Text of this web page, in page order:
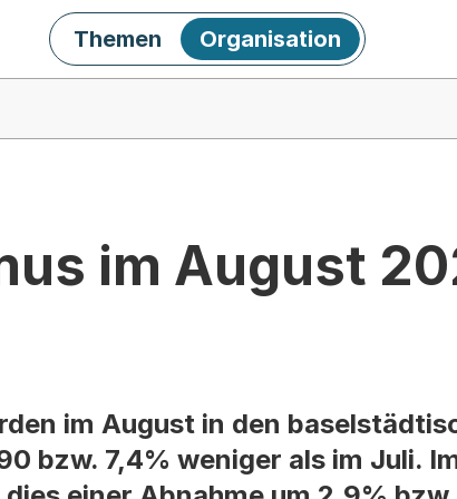
Themen Organisation
im August
im August in den
bzw. 7,4% weniger als im Juli.